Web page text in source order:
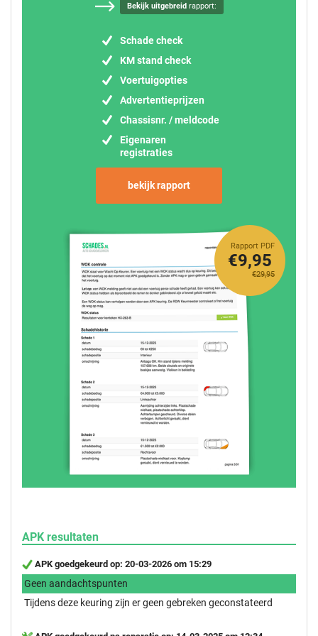
Bekijk uitgebreidrapport:
Schade check
KM stand check
Voertuigopties
Advertentieprijzen
Chassisnr. / meldcode
Eigenaren
registraties
bekijk rapport
Rapport PDF
€29,95
€9,95
APK resultaten
APK goedgekeurd op: 20-03-2026 om 15:29
Geen aandachtspunten
Tijdens deze keuring zijn er geen gebreken geconstateerd